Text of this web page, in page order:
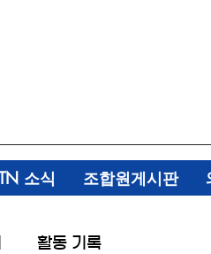
소식 조합원게시판
활동 기록